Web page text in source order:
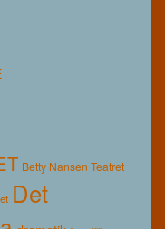
Betty Nansen Teatret
Det